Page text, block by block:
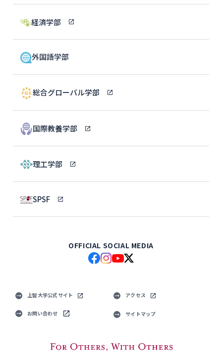
経済学部
外国語学部
総合グローバル学部
国際教養学部
理工学部
SPSF
OFFICIAL SOCIAL MEDIA
上智大学公式サイト アクセス
お問い合わせ サイトマップ